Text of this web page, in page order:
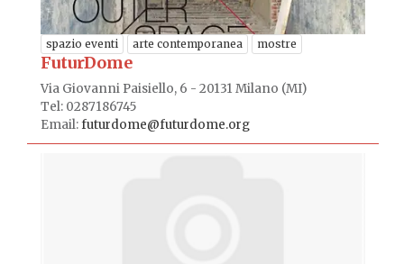
spazio eventi arte contemporanea mostre
FuturDome
Via Giovanni Paisiello, 6 - 20131 Milano (MI)
Tel: 0287186745
Email:futurdome@futurdome.org